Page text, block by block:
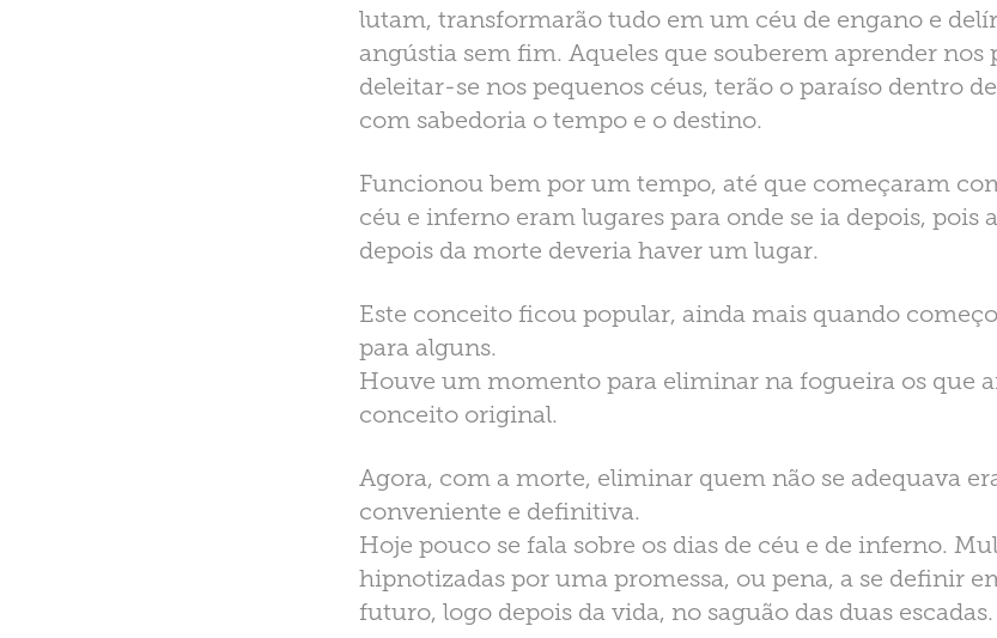
lutam, transformarão tudo em um céu de engano e
angústia sem fim. Aqueles que souberem aprender nos
deleitar-se nos pequenos céus, terão o paraíso dentro
com sabedoria o tempo e o destino.
Funcionou bem por um tempo, até que começaram
céu e inferno eram lugares para onde se ia depois, pois
depois da morte deveria haver um lugar.
Este conceito ficou popular, ainda mais quando
para alguns.
Houve um momento para eliminar na fogueira os que
conceito original.
Agora, com a morte, eliminar quem não se adequava
conveniente e definitiva.
Hoje pouco se fala sobre os dias de céu e de inferno.
hipnotizadas por uma promessa, ou pena, a se definir
futuro, logo depois da vida, no saguão das duas escadas.